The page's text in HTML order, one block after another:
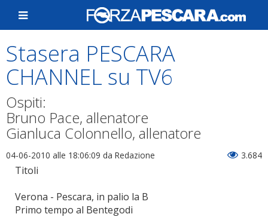
Stasera PESCARA
CHANNEL su TV6
Ospiti:
Bruno Pace, allenatore
Gianluca Colonnello, allenatore
04-06-2010 alle 18:06:09 da Redazione 3.684
Titoli
Verona - Pescara, in palio la B
Primo tempo al Bentegodi